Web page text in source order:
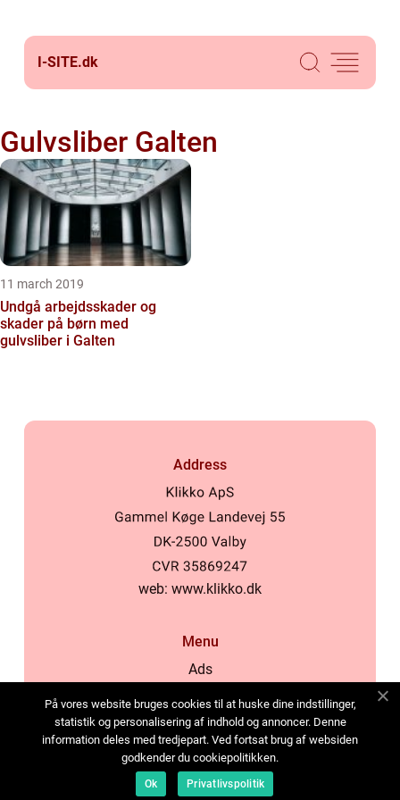
I-SITE.dk
Gulvsliber Galten
11 march 2019
Undgå arbejdsskader og
skader på børn med
gulvsliber i Galten
Address
web: www.klikko.dk
Menu
Ads
Cookies
Contact
Sitemap
På vores website bruges cookies til at huske dine indstillinger,
statistik og personalisering af indhold og annoncer. Denne
information deles med tredjepart. Ved fortsat brug af websiden
godkender du cookiepolitikken.
Ok Privatlivspolitik